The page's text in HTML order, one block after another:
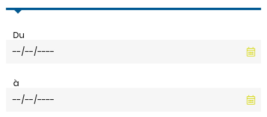
Du
à